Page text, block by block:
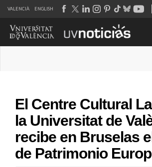
VALENCIÀ ENGLISH
El Centre Cultural
la Universitat de
recibe en Bruselas
de Patrimonio